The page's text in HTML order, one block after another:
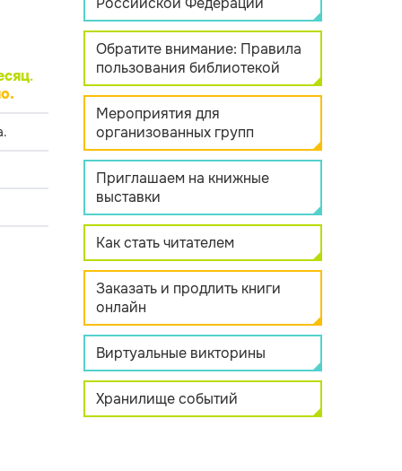
.
Обратите внимание: Правила
пользования библиотекой
Мероприятия для
организованных групп
Приглашаем на книжные
выставки
Как стать читателем
Заказать и продлить книги
онлайн
Виртуальные викторины
Хранилище событий